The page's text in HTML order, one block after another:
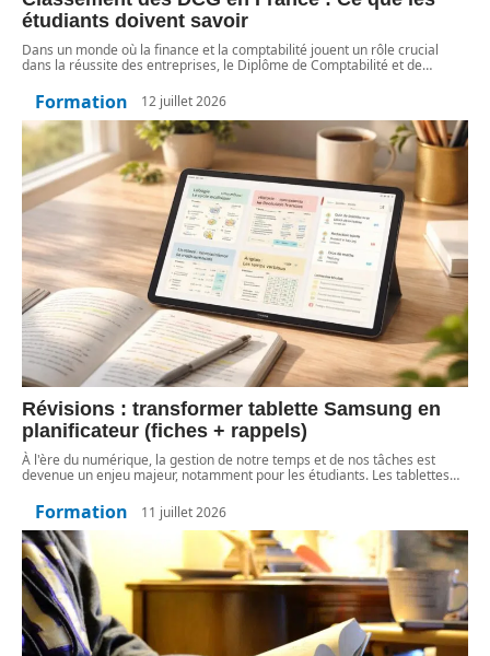
étudiants doivent savoir
Dans un monde où la finance et la comptabilité jouent un rôle crucial
dans la réussite des entreprises, le Diplôme de Comptabilité et de…
Formation 12 juillet 2026
Révisions : transformer tablette Samsung en
planificateur (fiches + rappels)
À l'ère du numérique, la gestion de notre temps et de nos tâches est
devenue un enjeu majeur, notamment pour les étudiants. Les tablettes…
Formation 11 juillet 2026